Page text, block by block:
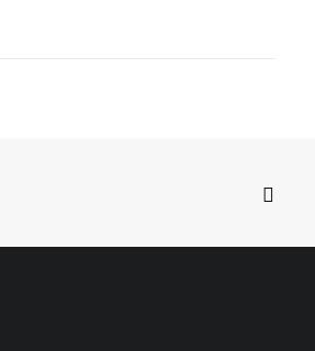
ZAŠTITA POTROŠAČA,